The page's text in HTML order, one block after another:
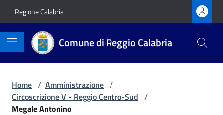
Regione Calabria
Comune di Reggio Calabria
Home / Amministrazione /
Circoscrizione V - Reggio Centro-Sud /
Megale Antonino